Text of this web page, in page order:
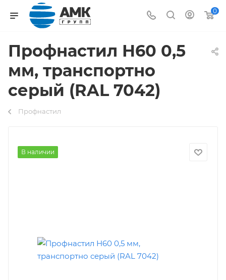
0
Профнастил Н60 0,5
мм, транспортно
серый (RAL 7042)
Профнастил
В наличии